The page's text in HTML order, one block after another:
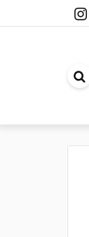
الموقع